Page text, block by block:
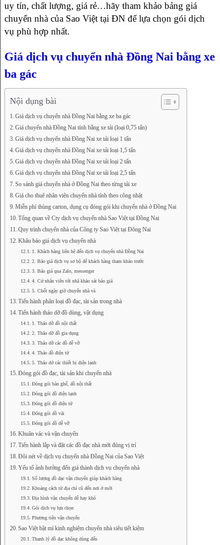
uy tín, chất lượng, giá rẻ…hãy tham khảo bảng giá
chuyển nhà của Sao Việt tại ĐN để lựa chọn gói dịch
vụ phù hợp nhất.
Giá dịch vụ chuyển nhà Đồng Nai bằng xe
ba gác
Nội dụng bài
Giá dịch vụ chuyển nhà Đồng Nai bằng xe ba gác
Giá chuyển nhà Đồng Nai tính bằng xe tải (loại 0,75 tấn)
Giá dịch vụ chuyển nhà Đồng Nai xe tải loại 1 tấn
Giá dịch vụ chuyển nhà Đồng Nai xe tải loại 1,5 tấn
Giá dịch vụ chuyển nhà Đồng Nai xe tải loại 2 tấn
Giá dịch vụ chuyển nhà Đồng Nai xe tải loại 2,5 tấn
So sánh giá chuyển nhà ở Đồng Nai theo từng tải xe
Giá cho thuê nhân viên chuyển nhà tính theo công nhật
Miễn phí thùng carton, dụng cụ đóng gói khi chuyển nhà ở Đồng Nai
Tổng quan về Cty dịch vụ chuyển nhà Sao Việt tại Đồng Nai
Quy trình chuyển nhà của Công ty Sao Việt tại Đông Nai
Khâu báo giá dịch vụ chuyển nhà
1. Khách hàng liên hệ đến dịch vụ chuyển nhà Đồng Nai
2. Báo giá dịch vụ sơ bộ để khách hàng tham khảo trước
3. Báo giá qua Zalo, messenger
4. Cử nhân viên tới nhà khảo sát báo giá
5. Chốt ngày giờ chuyển nhà và
Tiến hành phân loại đồ đạc, tài sản trong nhà
Tiến hành tháo dỡ đồ dùng, vật dụng
1. Tháo dỡ đồ nội thất
2. Tháo dỡ đồ gia dụng
3. Tháo dỡ các đồ dễ vỡ
4. Tháo đồ điện tử
5. Tháo dở các thiết bị điện lạnh
Đóng gói đồ đạc, tài sản khi chuyển nhà
Đóng gói bàn ghế, đồ nội thất
Đóng gói đồ điện lạnh
Đóng gói đồ điện tử
Đóng gói đồ vải
Đóng gói đồ dễ vỡ
Khuân vác và vận chuyển
Tiến hành lắp và đặt các đồ đạc nhà mới đúng vị trí
Đôi nét về dịch vụ chuyển nhà Đồng Nai của Sao Việt
Yếu tố ảnh hưởng đến giá thành dịch vụ chuyển nhà
Số lượng đồ đạc vận chuyển giúp khách hàng
Khoảng cách từ địa chỉ cũ đến nơi ở mới
Địa hình vận chuyển dễ hay khó
Gói dịch vụ lựa chọn
Phương tiện vận chuyển
Sao Việt bật mí kinh nghiệm chuyển nhà siêu tiết kiệm
Thanh lý đồ đạc không dùng đến